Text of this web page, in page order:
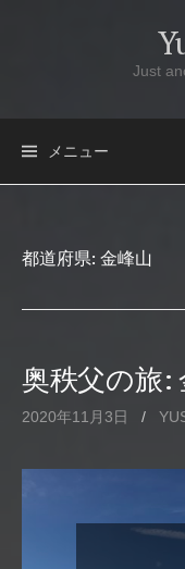
Just
メニュー
都道府県:金峰山
奥秩父の旅:
2020年11月3日 /